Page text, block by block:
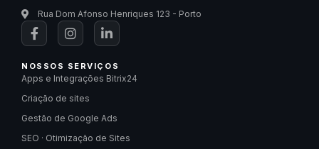
Rua Dom Afonso Henriques 123 - Porto
NOSSOS SERVIÇOS
Apps e Integrações Bitrix24
Criação de sites
Gestão de Google Ads
SEO · Otimização de Sites